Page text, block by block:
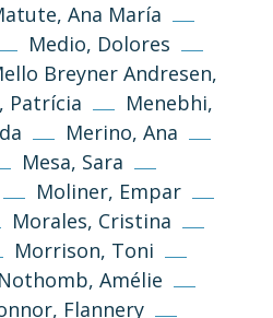
Ana María
Medio, Dolores
Breyner Andresen,
Patrícia
Menebhi,
Merino, Ana
Mesa, Sara
Moliner, Empar
Morales, Cristina
Morrison, Toni
Nothomb, Amélie
Flannery
Tornar a dalt
els textos i imatges
sota llicència
de Reconeixement-
(cc-by-nc-sa